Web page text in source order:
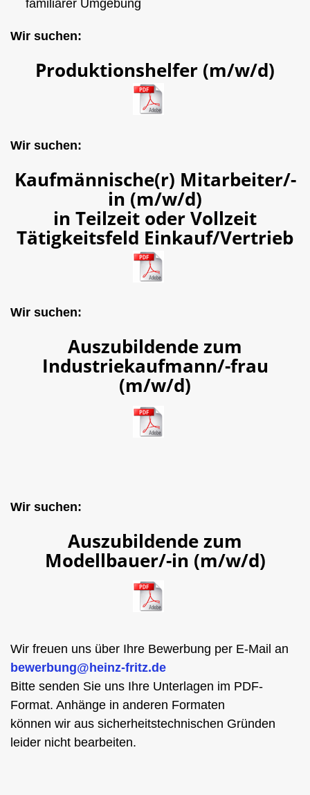
familiärer Umgebung
Wir suchen:
Produktionshelfer (m/w/d)
Wir suchen:
Kaufmännische(r) Mitarbeiter/-
in (m/w/d)
in Teilzeit oder Vollzeit
Tätigkeitsfeld Einkauf/Vertrieb
Wir suchen:
Auszubildende zum
Industriekaufmann/-frau
(m/w/d)
Wir suchen:
Auszubildende zum
Modellbauer/-in (m/w/d)
Wir freuen uns über Ihre Bewerbung per E-Mail an
bewerbung@heinz-fritz.de
Bitte senden Sie uns Ihre Unterlagen im PDF-
Format. Anhänge in anderen Formaten
können wir aus sicherheitstechnischen Gründen
leider nicht bearbeiten.